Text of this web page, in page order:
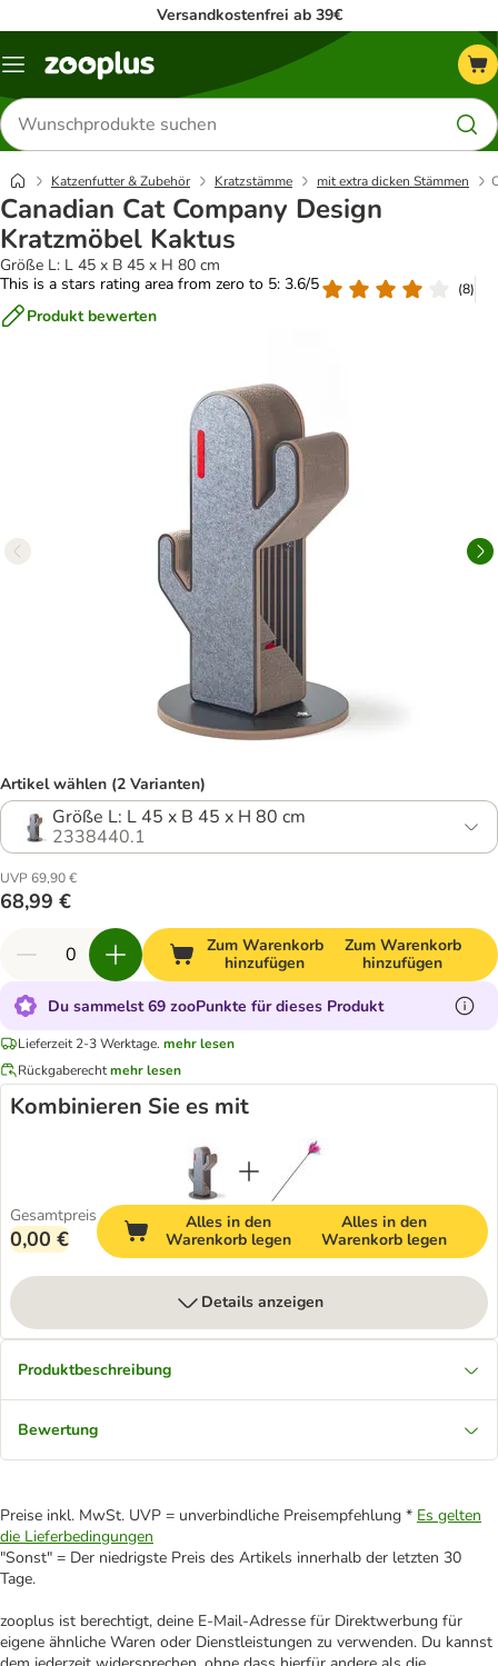
Versandkostenfrei ab 39€
Menü
Produkte
suchen
Katzenfutter & Zubehör Kratzstämme mit extra dicken Stämmen
Canadian Cat Company Design
Kratzmöbel Kaktus
Größe L: L 45 x B 45 x H 80 cm
This is a stars rating area from zero to 5: 3.6/5
(8)
Produkt bewerten
Artikel wählen (2 Varianten)
Größe L: L 45 x B 45 x H 80 cm
2338440.1
UVP 69,90 €
68,99 €
Zum Warenkorb
hinzufügen
Zum Warenkorb
hinzufügen
Du sammelst 69 zooPunkte für dieses Produkt
Lieferzeit 2-3 Werktage. mehr lesen
Rückgaberechtmehr lesen
Kombinieren Sie es mit
Gesamtpreis
0,00 €
Alles in den
Warenkorb legen
Alles in den
Warenkorb legen
Details anzeigen
Produktbeschreibung
Bewertung
Preise inkl. MwSt. UVP = unverbindliche Preisempfehlung * Es gelten
die Lieferbedingungen
"Sonst" = Der niedrigste Preis des Artikels innerhalb der letzten 30
Tage.
zooplus ist berechtigt, deine E-Mail-Adresse für Direktwerbung für
eigene ähnliche Waren oder Dienstleistungen zu verwenden. Du kannst